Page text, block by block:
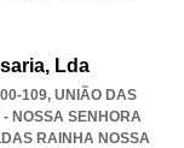
Lda
109, UNIÃO DAS
NOSSA SENHORA
RAINHA NOSSA